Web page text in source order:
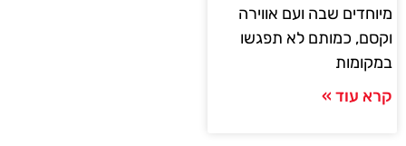
מיוחדים שבה ועם אווירה
וקסם, כמותם לא תפגשו
במקומות
קרא עוד »